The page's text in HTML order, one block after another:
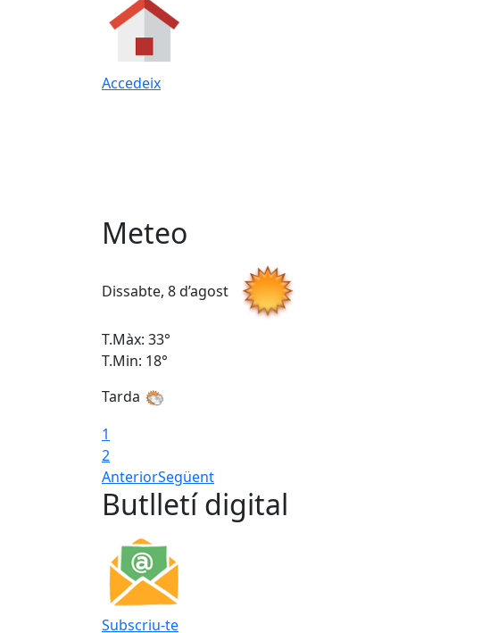
Accedeix
Meteo
Dissabte, 8 d’agost
T.Màx: 33°
T.Min: 18°
Tarda
1
2
AnteriorSegüent
Butlletí digital
Subscriu-te